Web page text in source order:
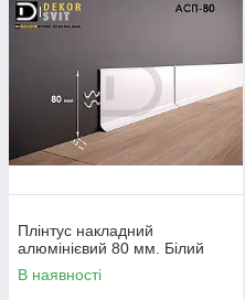
Плінтус накладний
алюмінієвий 80 мм. Білий
В наявності